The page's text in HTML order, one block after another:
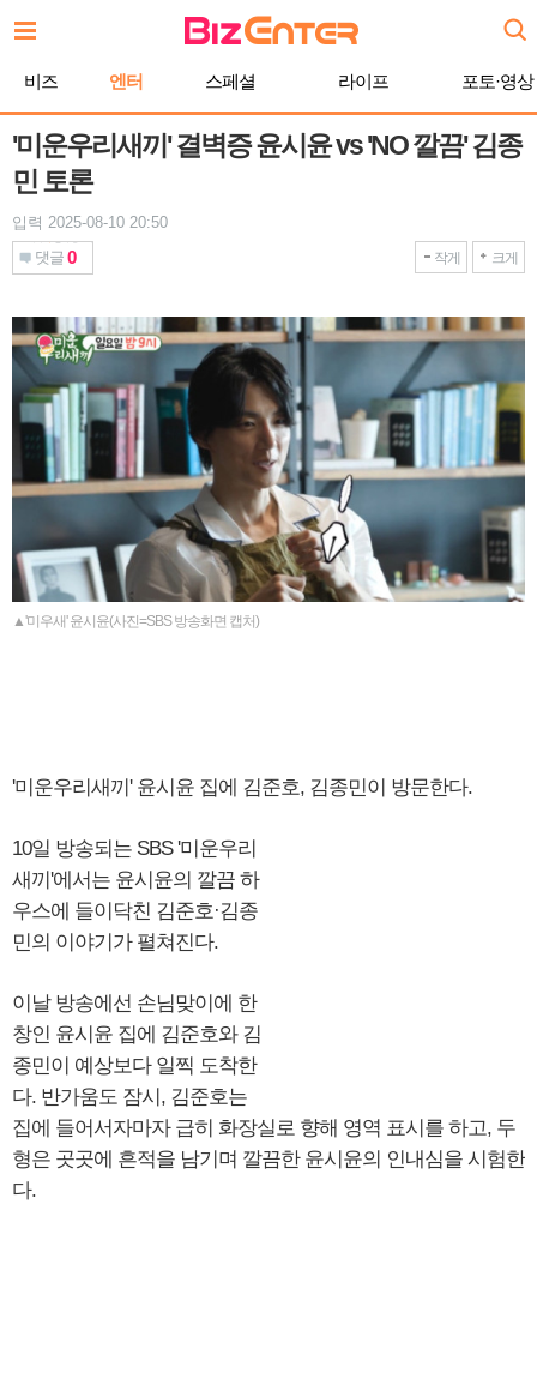
문
비즈 엔터 스페셜 라이프 포토·영상
'미운우리새끼' 결벽증 윤시윤 vs 'NO 깔끔' 김종
민 토론
입력 2025-08-10 20:50
댓글 0 작게 크게
▲'미우새' 윤시윤(사진=SBS 방송화면 캡처)
'미운우리새끼' 윤시윤 집에 김준호, 김종민이 방문한다.
10일 방송되는 SBS '미운우리
새끼'에서는 윤시윤의 깔끔 하
우스에 들이닥친 김준호·김종
민의 이야기가 펼쳐진다.
이날 방송에선 손님맞이에 한
창인 윤시윤 집에 김준호와 김
종민이 예상보다 일찍 도착한
다. 반가움도 잠시, 김준호는
집에 들어서자마자 급히 화장실로 향해 영역 표시를 하고, 두
형은 곳곳에 흔적을 남기며 깔끔한 윤시윤의 인내심을 시험한
다.